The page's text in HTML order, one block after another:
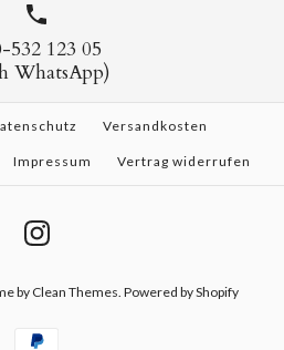
532 123 05
WhatsApp)
Versandkosten
Impressum Vertrag widerrufen
byClean Themes. Powered by Shopify